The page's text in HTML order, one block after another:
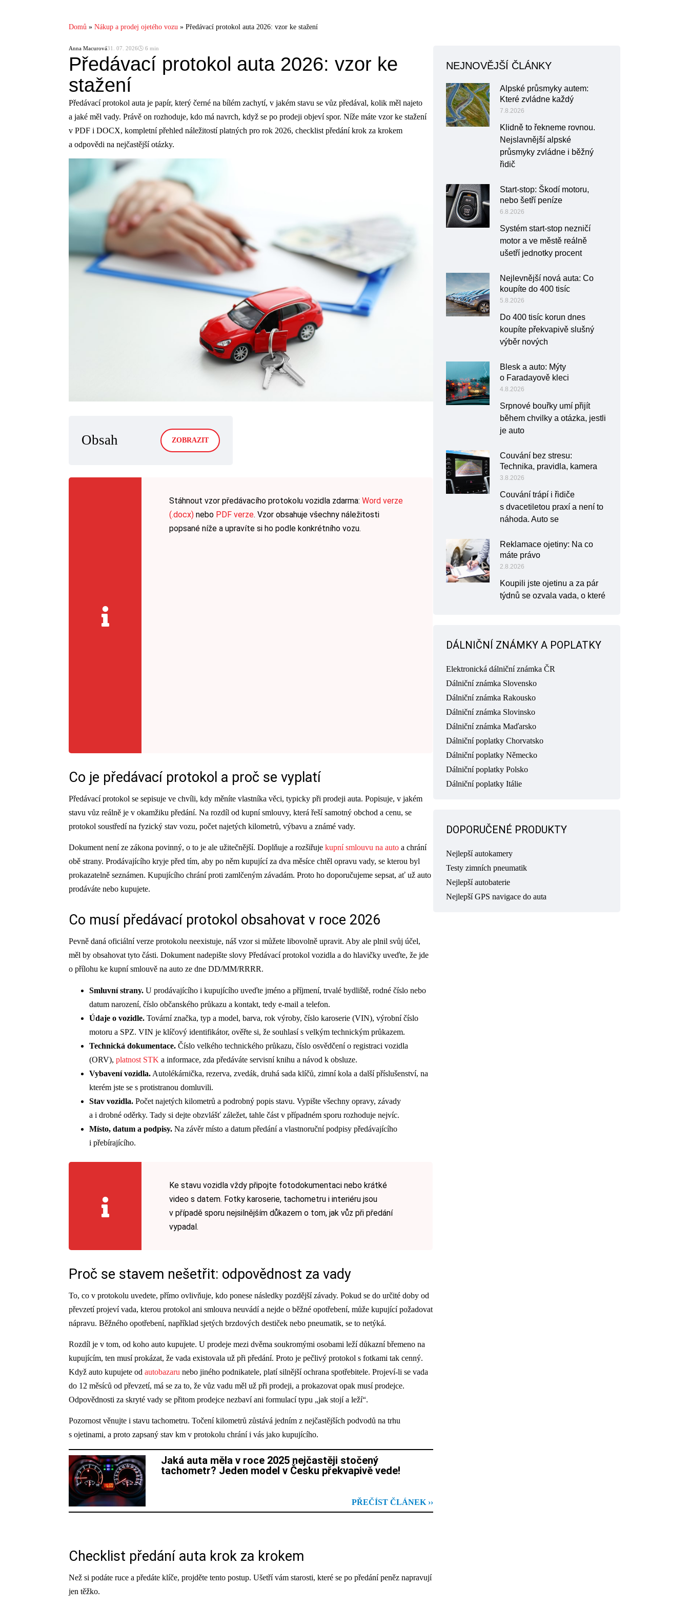
Domů » Nákup a prodej ojetého vozu » Předávací protokol auta 2026: vzor ke stažení
Anna Macurová31. 07. 2026🕓 6 min
Předávací protokol auta 2026: vzor ke
stažení
Předávací protokol auta je papír, který černé na bílém zachytí, v jakém stavu se vůz předával, kolik měl najeto
a jaké měl vady. Právě on rozhoduje, kdo má navrch, když se po prodeji objeví spor. Níže máte vzor ke stažení
v PDF i DOCX, kompletní přehled náležitostí platných pro rok 2026, checklist předání krok za krokem
a odpovědi na nejčastější otázky.
Obsah ZOBRAZIT
Stáhnout vzor předávacího protokolu vozidla zdarma: Word verze
(.docx)nebo PDF verze. Vzor obsahuje všechny náležitosti
popsané níže a upravíte si ho podle konkrétního vozu.
Co je předávací protokol a proč se vyplatí
Předávací protokol se sepisuje ve chvíli, kdy měníte vlastníka věci, typicky při prodeji auta. Popisuje, v jakém
stavu vůz reálně je v okamžiku předání. Na rozdíl od kupní smlouvy, která řeší samotný obchod a cenu, se
protokol soustředí na fyzický stav vozu, počet najetých kilometrů, výbavu a známé vady.
Dokument není ze zákona povinný, o to je ale užitečnější. Doplňuje a rozšiřuje kupní smlouvu na auto a chrání
obě strany. Prodávajícího kryje před tím, aby po něm kupující za dva měsíce chtěl opravu vady, se kterou byl
prokazatelně seznámen. Kupujícího chrání proti zamlčeným závadám. Proto ho doporučujeme sepsat, ať už auto
prodáváte nebo kupujete.
Co musí předávací protokol obsahovat v roce 2026
Pevně daná oficiální verze protokolu neexistuje, náš vzor si můžete libovolně upravit. Aby ale plnil svůj účel,
měl by obsahovat tyto části. Dokument nadepište slovy Předávací protokol vozidla a do hlavičky uveďte, že jde
o přílohu ke kupní smlouvě na auto ze dne DD/MM/RRRR.
Smluvní strany. U prodávajícího i kupujícího uveďte jméno a příjmení, trvalé bydliště, rodné číslo nebo
datum narození, číslo občanského průkazu a kontakt, tedy e-mail a telefon.
Údaje o vozidle. Tovární značka, typ a model, barva, rok výroby, číslo karoserie (VIN), výrobní číslo
motoru a SPZ. VIN je klíčový identifikátor, ověřte si, že souhlasí s velkým technickým průkazem.
Technická dokumentace. Číslo velkého technického průkazu, číslo osvědčení o registraci vozidla
(ORV), platnost STK a informace, zda předáváte servisní knihu a návod k obsluze.
Vybavení vozidla. Autolékárnička, rezerva, zvedák, druhá sada klíčů, zimní kola a další příslušenství, na
kterém jste se s protistranou domluvili.
Stav vozidla. Počet najetých kilometrů a podrobný popis stavu. Vypište všechny opravy, závady
a i drobné oděrky. Tady si dejte obzvlášť záležet, tahle část v případném sporu rozhoduje nejvíc.
Místo, datum a podpisy. Na závěr místo a datum předání a vlastnoruční podpisy předávajícího
i přebírajícího.
Ke stavu vozidla vždy připojte fotodokumentaci nebo krátké
video s datem. Fotky karoserie, tachometru i interiéru jsou
v případě sporu nejsilnějším důkazem o tom, jak vůz při předání
vypadal.
Proč se stavem nešetřit: odpovědnost za vady
To, co v protokolu uvedete, přímo ovlivňuje, kdo ponese následky pozdější závady. Pokud se do určité doby od
převzetí projeví vada, kterou protokol ani smlouva neuvádí a nejde o běžné opotřebení, může kupující požadovat
nápravu. Běžného opotřebení, například sjetých brzdových destiček nebo pneumatik, se to netýká.
Rozdíl je v tom, od koho auto kupujete. U prodeje mezi dvěma soukromými osobami leží důkazní břemeno na
kupujícím, ten musí prokázat, že vada existovala už při předání. Proto je pečlivý protokol s fotkami tak cenný.
Když auto kupujete od autobazaru nebo jiného podnikatele, platí silnější ochrana spotřebitele. Projeví-li se vada
do 12 měsíců od převzetí, má se za to, že vůz vadu měl už při prodeji, a prokazovat opak musí prodejce.
Odpovědnosti za skryté vady se přitom prodejce nezbaví ani formulací typu „jak stojí a leží“.
Pozornost věnujte i stavu tachometru. Točení kilometrů zůstává jedním z nejčastějších podvodů na trhu
s ojetinami, a proto zapsaný stav km v protokolu chrání i vás jako kupujícího.
Jaká auta měla v roce 2025 nejčastěji stočený
tachometr? Jeden model v Česku překvapivě vede!
PŘEČÍST ČLÁNEK ››
Checklist předání auta krok za krokem
Než si podáte ruce a předáte klíče, projděte tento postup. Ušetří vám starosti, které se po předání peněz napravují
jen těžko.
NEJNOVĚJŠÍ ČLÁNKY
Alpské průsmyky autem:
Které zvládne každý
7.8.2026
Klidně to řekneme rovnou.
Nejslavnější alpské
průsmyky zvládne i běžný
řidič
Start-stop: Škodí motoru,
nebo šetří peníze
6.8.2026
Systém start-stop nezničí
motor a ve městě reálně
ušetří jednotky procent
Nejlevnější nová auta: Co
koupíte do 400 tisíc
5.8.2026
Do 400 tisíc korun dnes
koupíte překvapivě slušný
výběr nových
Blesk a auto: Mýty
o Faradayově kleci
4.8.2026
Srpnové bouřky umí přijít
během chvilky a otázka, jestli
je auto
Couvání bez stresu:
Technika, pravidla, kamera
3.8.2026
Couvání trápí i řidiče
s dvacetiletou praxí a není to
náhoda. Auto se
Reklamace ojetiny: Na co
máte právo
2.8.2026
Koupili jste ojetinu a za pár
týdnů se ozvala vada, o které
DÁLNIČNÍ ZNÁMKY A POPLATKY
Elektronická dálniční známka ČR
Dálniční známka Slovensko
Dálniční známka Rakousko
Dálniční známka Slovinsko
Dálniční známka Maďarsko
Dálniční poplatky Chorvatsko
Dálniční poplatky Německo
Dálniční poplatky Polsko
Dálniční poplatky Itálie
DOPORUČENÉ PRODUKTY
Nejlepší autokamery
Testy zimních pneumatik
Nejlepší autobaterie
Nejlepší GPS navigace do auta